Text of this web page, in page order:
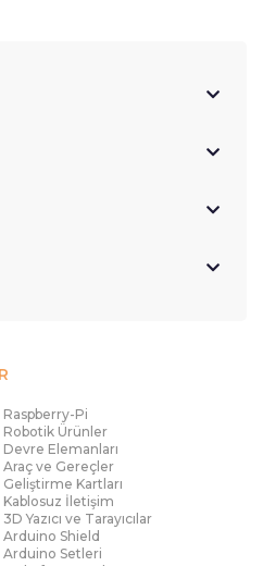
Raspberry-Pi
Robotik Ürünler
Devre Elemanları
Araç ve Gereçler
Geliştirme Kartları
Kablosuz İletişim
3D Yazıcı ve Tarayıcılar
Arduino Shield
Arduino Setleri